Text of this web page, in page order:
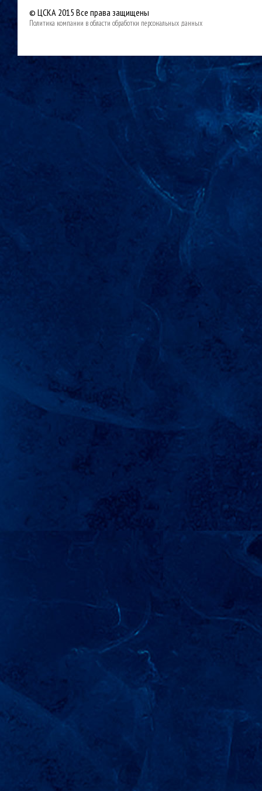
© ЦСКА 2015 Все права защищены
Политика компании в области обработки персональных данных